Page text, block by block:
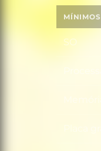
MÍNIMOS
SO